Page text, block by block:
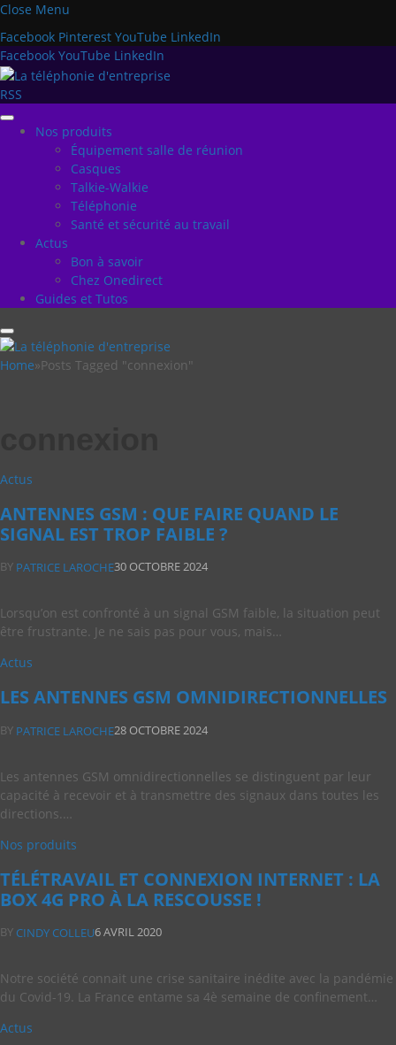
Close Menu
Facebook Pinterest YouTube LinkedIn
Facebook YouTube LinkedIn
RSS
Nos produits
Équipement salle de réunion
Casques
Talkie-Walkie
Téléphonie
Santé et sécurité au travail
Actus
Bon à savoir
Chez Onedirect
Guides et Tutos
Home»Posts Tagged "connexion"
Actus
ANTENNES GSM : QUE FAIRE QUAND LE
SIGNAL EST TROP FAIBLE ?
BY PATRICE LAROCHE30 OCTOBRE 2024
Lorsqu’on est confronté à un signal GSM faible, la situation peut
être frustrante. Je ne sais pas pour vous, mais…
Actus
LES ANTENNES GSM OMNIDIRECTIONNELLES
BY PATRICE LAROCHE28 OCTOBRE 2024
Les antennes GSM omnidirectionnelles se distinguent par leur
capacité à recevoir et à transmettre des signaux dans toutes les
directions.…
Nos produits
TÉLÉTRAVAIL ET CONNEXION INTERNET : LA
BOX 4G PRO À LA RESCOUSSE !
BY CINDY COLLEU6 AVRIL 2020
Notre société connait une crise sanitaire inédite avec la pandémie
du Covid-19. La France entame sa 4è semaine de confinement…
Actus